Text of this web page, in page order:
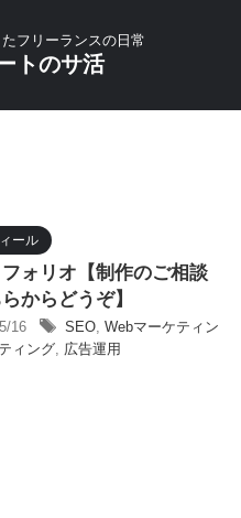
フリーランスの日常
トのサ活
ール
ォリオ【制作のご相談
からどうぞ】
16 SEO, Webマーケティン
ィング, 広告運用